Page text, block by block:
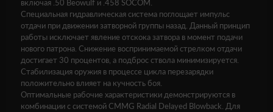
включая .50 Beowulf и .458 SOCOM.
Специальная гидравлическая система поглощает импульс
отдачи при движении затворной группы назад. Данный принцип
работы исключает явление отскока затвора в момент подачи
нового патрона. Снижение воспринимаемой стрелком отдачи
достигает 30 процентов, а подброс ствола минимизируется.
Стабилизация оружия в процессе цикла перезарядки
положительно влияет на кучность боя.
Оптимальные рабочие характеристики демонстрируются в
комбинации с системой CMMG Radial Delayed Blowback. Для